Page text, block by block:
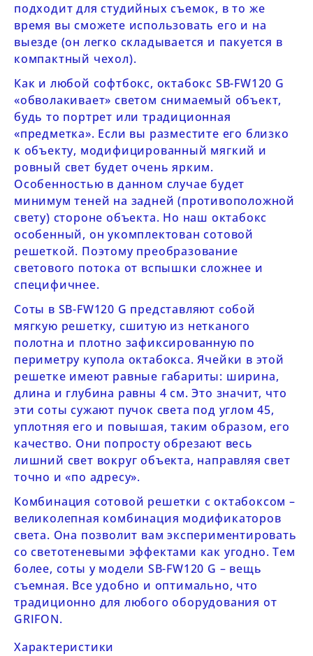
подходит для студийных съемок, в то же
время вы сможете использовать его и на
выезде (он легко складывается и пакуется в
компактный чехол).
Как и любой софтбокс, октабокс SB-FW120 G
«обволакивает» светом снимаемый объект,
будь то портрет или традиционная
«предметка». Если вы разместите его близко
к объекту, модифицированный мягкий и
ровный свет будет очень ярким.
Особенностью в данном случае будет
минимум теней на задней (противоположной
свету) стороне объекта. Но наш октабокс
особенный, он укомплектован сотовой
решеткой. Поэтому преобразование
светового потока от вспышки сложнее и
специфичнее.
Соты в SB-FW120 G представляют собой
мягкую решетку, сшитую из нетканого
полотна и плотно зафиксированную по
периметру купола октабокса. Ячейки в этой
решетке имеют равные габариты: ширина,
длина и глубина равны 4 см. Это значит, что
эти соты сужают пучок света под углом 45,
уплотняя его и повышая, таким образом, его
качество. Они попросту обрезают весь
лишний свет вокруг объекта, направляя свет
точно и «по адресу».
Комбинация сотовой решетки с октабоксом –
великолепная комбинация модификаторов
света. Она позволит вам экспериментировать
со светотеневыми эффектами как угодно. Тем
более, соты у модели SB-FW120 G – вещь
съемная. Все удобно и оптимально, что
традиционно для любого оборудования от
GRIFON.
Характеристики